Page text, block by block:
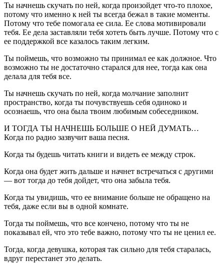
Ты начнешь скучать по ней, когда произойдет что-то плохое,
потому что именно к ней ты всегда бежал в такие моменты.
Потому что тебе помогала ее сила. Ее слова мотивировали
тебя. Ее дела заставляли тебя хотеть быть лучше. Потому что с
ее поддержкой все казалось таким легким.
Ты поймешь, что возможно ты принимал ее как должное. Что
возможно ты не достаточно старался для нее, тогда как она
делала для тебя все.
Ты начнешь скучать по ней, когда молчание заполнит
пространство, когда ты почувствуешь себя одиноко и
осознаешь, что она была твоим любимым собеседником.
И ТОГДА ТЫ НАЧНЕШЬ БОЛЬШЕ О НЕЙ ДУМАТЬ…
Когда по радио зазвучит ваша песня.
Когда ты будешь читать книги и видеть ее между строк.
Когда она будет жить дальше и начнет встречаться с другими
— вот тогда до тебя дойдет, что она забыла тебя.
Когда ты увидишь, что ее внимание больше не обращено на
тебя, даже если вы в одной комнате.
Тогда ты поймешь, что все кончено, потому что ты не
показывал ей, что это тебе важно, потому что ты не ценил ее.
Тогда, когда девушка, которая так сильно для тебя старалась,
вдруг перестанет это делать.